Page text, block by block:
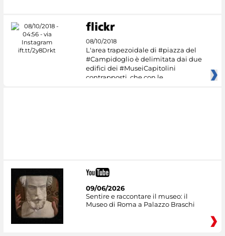
08/10/2018
L'area trapezoidale di #piazza del
#Campidoglio è delimitata dai due
edifici dei #MuseiCapitolini
contrapposti, che con le
09/06/2026
Sentire e raccontare il museo: il
Museo di Roma a Palazzo Braschi